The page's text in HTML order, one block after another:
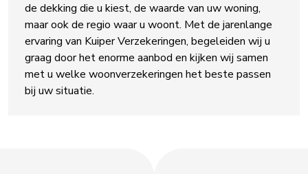
de dekking die u kiest, de waarde van uw woning,
maar ook de regio waar u woont. Met de jarenlange
ervaring van Kuiper Verzekeringen, begeleiden wij u
graag door het enorme aanbod en kijken wij samen
met u welke woonverzekeringen het beste passen
bij uw situatie.